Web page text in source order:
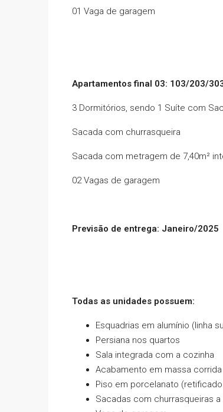
01 Vaga de garagem
Apartamentos final 03: 103/203/
3 Dormitórios, sendo 1 Suíte com
Sacada com churrasqueira
Sacada com metragem de 7,40m²
02 Vagas de garagem
Previsão de entrega: Janeiro/2025
Todas as unidades possuem:
Esquadrias em alumínio (linha
Persiana nos quartos
Sala integrada com a cozinha
Acabamento em massa corrida
Piso em porcelanato
Sacadas com churrasqueiras a